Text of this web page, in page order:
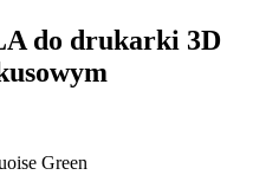
do drukarki 3D
Green